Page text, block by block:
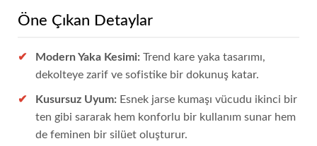
Öne Çıkan Detaylar
Modern Yaka Kesimi: Trend kare yaka tasarımı,
dekolteye zarif ve sofistike bir dokunuş katar.
Kusursuz Uyum: Esnek jarse kumaşı vücudu ikinci bir
ten gibi sararak hem konforlu bir kullanım sunar hem
de feminen bir silüet oluşturur.